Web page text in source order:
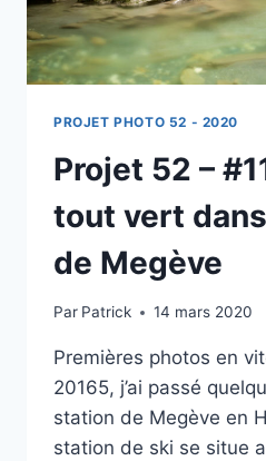
PROJET PHOTO 52 - 2020
Projet 52 –
tout vert
de Megève
Par Patrick 14 mars 2020
Premières photos en
20165, j’ai passé
station de Megève en
station de ski se situe